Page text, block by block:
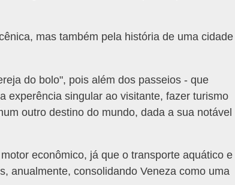
mas também pela história de uma cidade
do bolo", pois além dos passeios - que
experência singular ao visitante, fazer turismo
outro destino do mundo, dada a sua notável
econômico, já que o transporte aquático e
anualmente, consolidando Veneza como uma